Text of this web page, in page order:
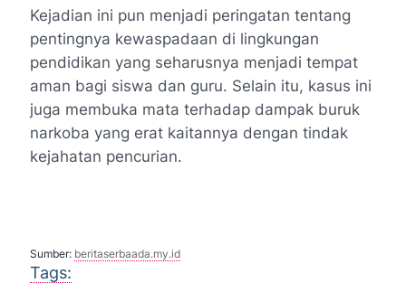
Kejadian ini pun menjadi peringatan tentang
pentingnya kewaspadaan di lingkungan
pendidikan yang seharusnya menjadi tempat
aman bagi siswa dan guru. Selain itu, kasus ini
juga membuka mata terhadap dampak buruk
narkoba yang erat kaitannya dengan tindak
kejahatan pencurian.
Sumber: beritaserbaada.my.id
Tags: